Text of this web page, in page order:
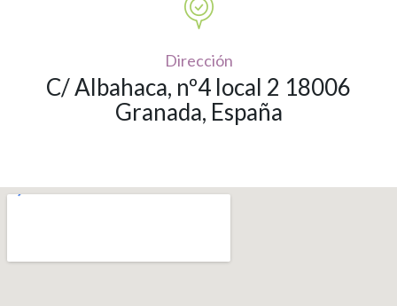
Dirección
C/ Albahaca, nº4 local 2 18006
Granada, España